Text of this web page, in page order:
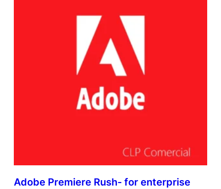
Adobe Premiere Rush- for enterprise